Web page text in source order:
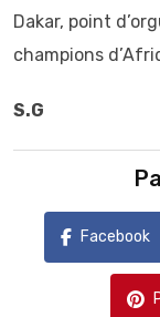
Dakar, point
champions
S.G
Facebook